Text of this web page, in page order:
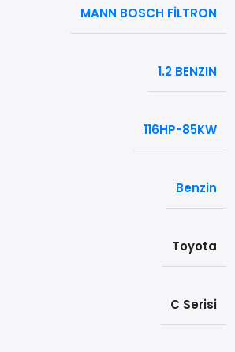
MANN BOSCH FİLTRON
1.2 BENZIN
116HP-85KW
Benzin
Toyota
C Serisi